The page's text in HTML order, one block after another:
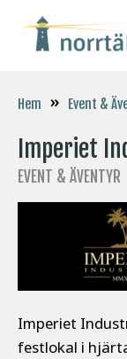
Hem » Event &
Imperiet
EVENT & ÄVENTYR
Imperiet
festlokal i